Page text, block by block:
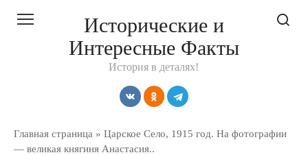
Исторические и
Интересные Факты
История в деталях!
Главная страница » Царское Село, 1915 год. На фотографии
— великая княгиня Анастасия..